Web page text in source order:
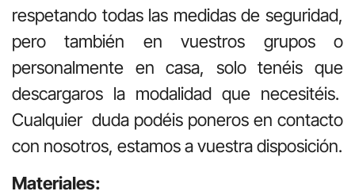
respetando todas las medidas de seguridad,
pero también en vuestros grupos o
personalmente en casa, solo tenéis que
descargaros la modalidad que necesitéis.
Cualquier duda podéis poneros en contacto
con nosotros, estamos a vuestra disposición.
Materiales: